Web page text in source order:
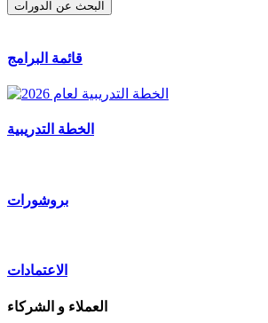
قائمة البرامج
الخطة التدريبية
بروشورات
الاعتمادات
العملاء و الشركاء